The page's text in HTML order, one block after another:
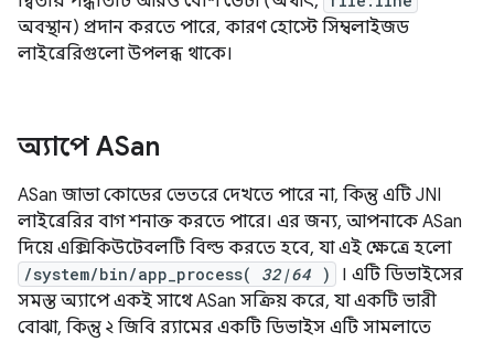
অবস্থান) প্রদান করতে পারে, কারণ হোস্টে সিম্বলাইজড
লাইব্রেরিগুলো উপলব্ধ থাকে।
অ্যাপে ASan
ASan জাভা কোডের ভেতরে দেখতে পারে না, কিন্তু এটি JNI
লাইব্রেরির বাগ শনাক্ত করতে পারে। এর জন্য, আপনাকে ASan
দিয়ে এক্সিকিউটেবলটি বিল্ড করতে হবে, যা এই ক্ষেত্রে হলো
/system/bin/app_process( 32|64 )
। এটি ডিভাইসের
সমস্ত অ্যাপে একই সাথে ASan সক্রিয় করে, যা একটি ভারী
বোঝা, কিন্তু ২ জিবি র‍্যামের একটি ডিভাইস এটি সামলাতে